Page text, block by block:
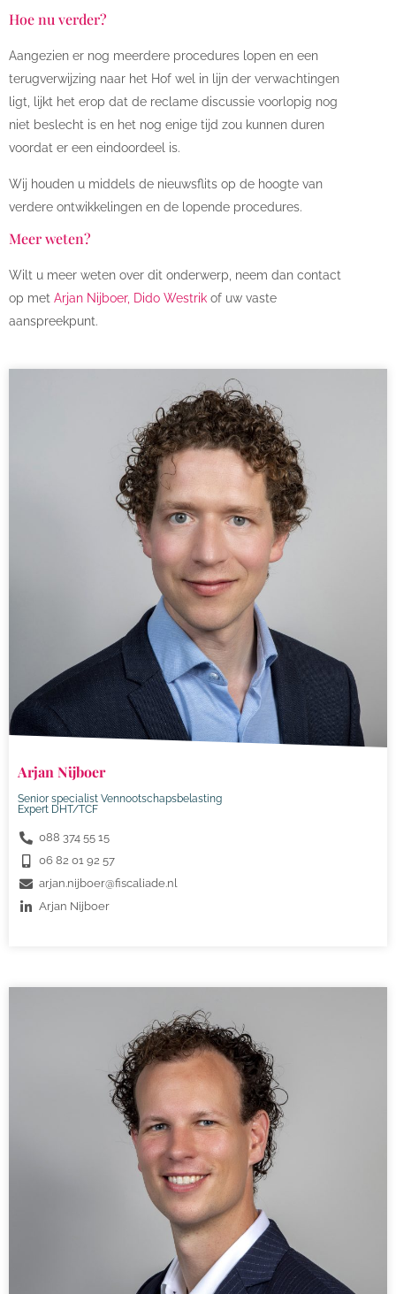
Hoe nu verder?
Aangezien er nog meerdere procedures lopen en een
terugverwijzing naar het Hof wel in lijn der verwachtingen
ligt, lijkt het erop dat de reclame discussie voorlopig nog
niet beslecht is en het nog enige tijd zou kunnen duren
voordat er een eindoordeel is.
Wij houden u middels de nieuwsflits op de hoogte van
verdere ontwikkelingen en de lopende procedures.
Meer weten?
Wilt u meer weten over dit onderwerp, neem dan contact
op met Arjan Nijboer, Dido Westrik of uw vaste
aanspreekpunt.
Arjan Nijboer
Senior specialist Vennootschapsbelasting
Expert DHT/TCF
088 374 55 15
06 82 01 92 57
arjan.nijboer@fiscaliade.nl
Arjan Nijboer